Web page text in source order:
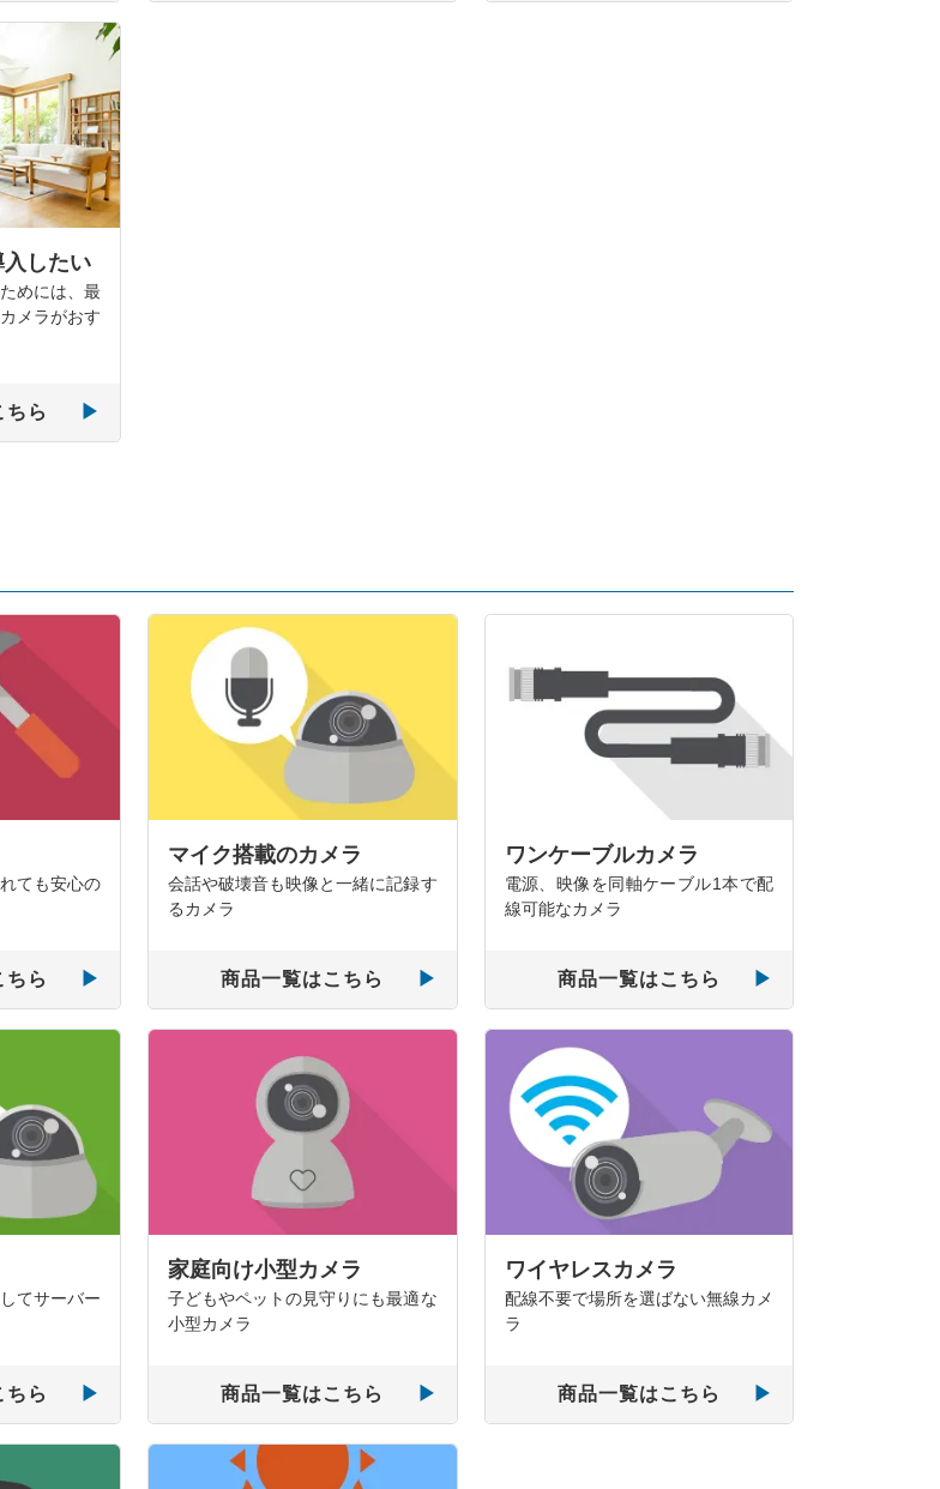
したい
めには、最
メラがおす
ちら
ても安心の
ちら
マイク搭載のカメラ
会話や破壊音も映像と一緒に記録す
るカメラ
商品一覧はこちら
ワンケーブルカメラ
電源、映像を同軸ケーブル1本で配
線可能なカメラ
商品一覧はこちら
てサーバー
ちら
家庭向け小型カメラ
子どもやペットの見守りにも最適な
小型カメラ
商品一覧はこちら
ワイヤレスカメラ
配線不要で場所を選ばない無線カメ
ラ
商品一覧はこちら